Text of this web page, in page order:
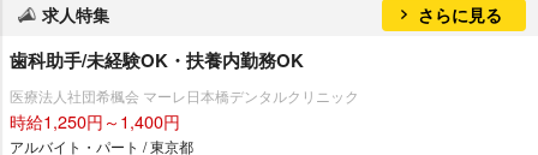
求人特集 さらに見る
歯科助手/未経験OK・扶養内勤務OK
医療法人社団希楓会 マーレ日本橋デンタルクリニック
時給1,250円～1,400円
アルバイト・パート / 東京都